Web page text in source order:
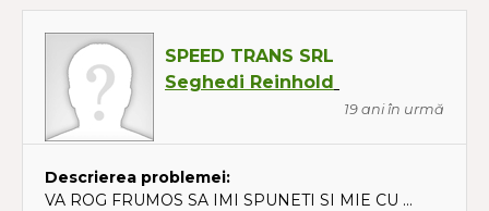
SPEED TRANS SRL
Seghedi Reinhold
19 ani în urmă
Descrierea problemei:
VA ROG FRUMOS SA IMI SPUNETI SI MIE CU ...